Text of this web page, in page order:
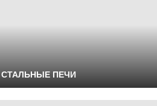
СТАЛЬНЫЕ ПЕЧИ